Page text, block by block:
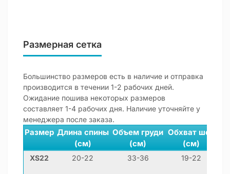
Размерная сетка
Большинство размеров есть в наличие и отправка
производится в течении 1-2 рабочих дней.
Ожидание пошива некоторых размеров
составляет 1-4 рабочих дня. Наличие уточняйте у
менеджера после заказа.
Размер Длина спины
(см)
Объем груди
(см)
Обхват шеи
(см)
XS22 20-22 33-36 19-22